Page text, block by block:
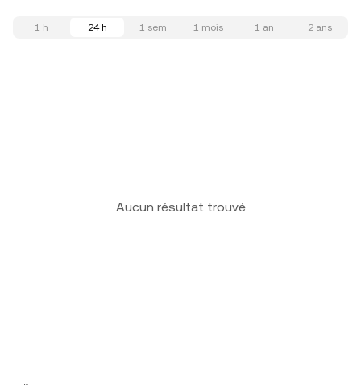
1 h 24 h 1 sem 1 mois 1 an 2 ans
Aucun résultat trouvé
-- ~ --